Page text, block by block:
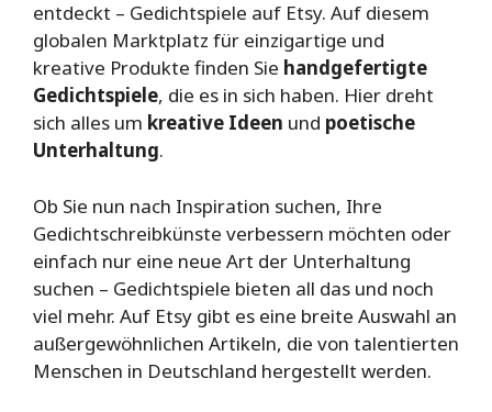
entdeckt – Gedichtspiele auf Etsy. Auf diesem
globalen Marktplatz für einzigartige und
kreative Produkte finden Sie handgefertigte
Gedichtspiele, die es in sich haben. Hier dreht
sich alles um kreative Ideen und poetische
Unterhaltung.
Ob Sie nun nach Inspiration suchen, Ihre
Gedichtschreibkünste verbessern möchten oder
einfach nur eine neue Art der Unterhaltung
suchen – Gedichtspiele bieten all das und noch
viel mehr. Auf Etsy gibt es eine breite Auswahl an
außergewöhnlichen Artikeln, die von talentierten
Menschen in Deutschland hergestellt werden.